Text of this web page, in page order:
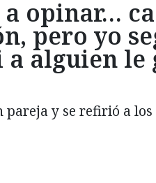
opinar…
pero yo
alguien le
y se refirió a